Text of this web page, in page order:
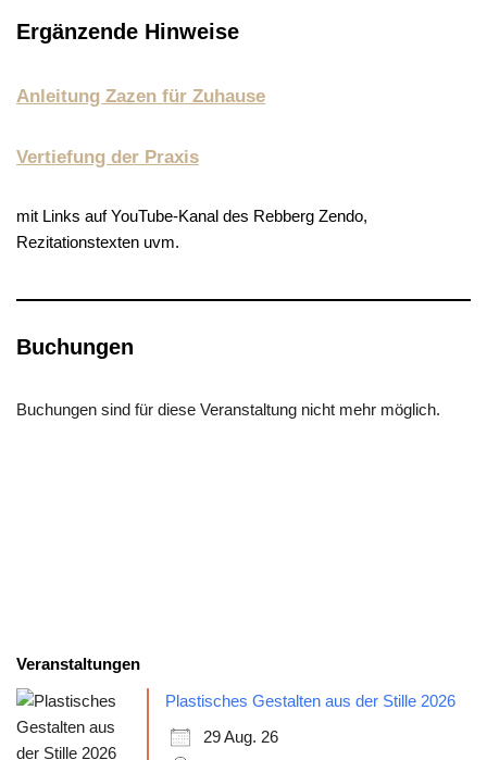
Ergänzende Hinweise
Anleitung Zazen für Zuhause
Vertiefung der Praxis
mit Links auf YouTube-Kanal des Rebberg Zendo,
Rezitationstexten uvm.
Buchungen
Buchungen sind für diese Veranstaltung nicht mehr möglich.
Veranstaltungen
Plastisches Gestalten aus der Stille 2026
29 Aug. 26